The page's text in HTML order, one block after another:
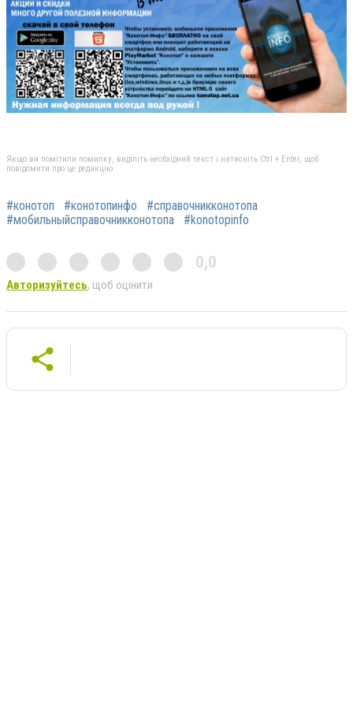
Якщо ви помітили помилку, виділіть необхідний текст і натисніть Ctrl + Enter, щоб
повідомити про це редакцію
#конотоп #конотопинфо
#справочникконотопа
#мобильныйсправочникконотопа
#konotopinfo
0,0
Авторизуйтесь, щоб оцінити